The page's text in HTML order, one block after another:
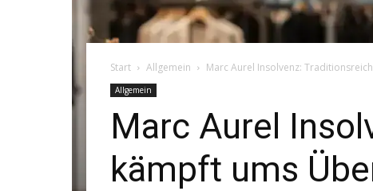
Start Allgemein Marc Aurel Insolvenz:
Allgemein
Marc Aurel
kämpft ums